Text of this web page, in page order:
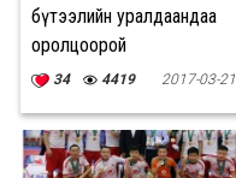
бүтээлийн уралдаандаа
оролцоорой
34 4419 2017-03-21